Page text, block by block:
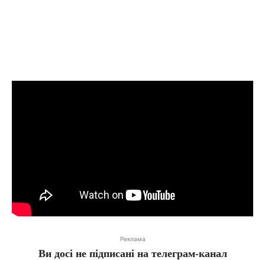
Реклама
Ви досі не підписані на телеграм-канал